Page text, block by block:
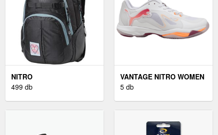
NITRO
499 db
VANTAGE NITRO WOMEN
5 db